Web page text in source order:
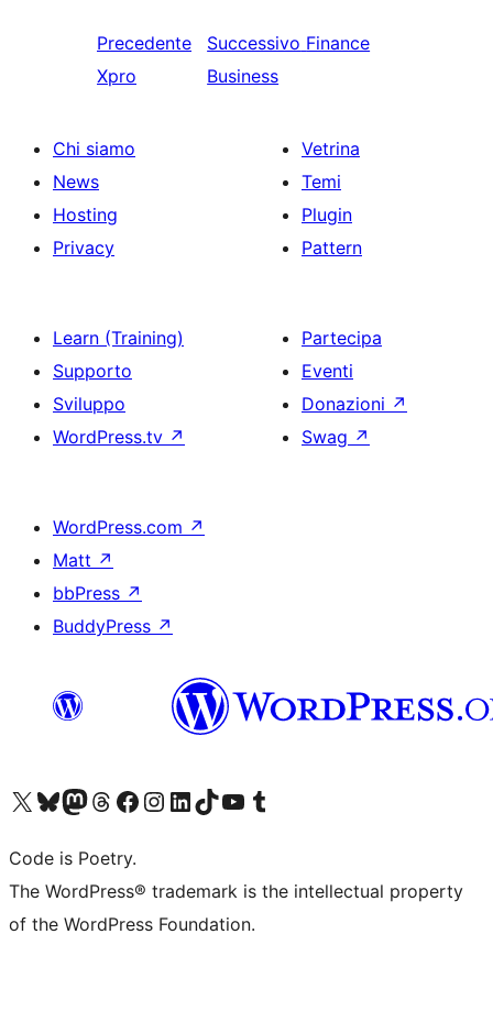
Precedente
Xpro
Successivo Finance
Business
Chi siamo
News
Hosting
Privacy
Vetrina
Temi
Plugin
Pattern
Learn (Training)
Supporto
Sviluppo
WordPress.tv ↗
Partecipa
Eventi
Donazioni ↗
Swag ↗
WordPress.com ↗
Matt ↗
bbPress ↗
BuddyPress ↗
Visita il nostro account X (ex Twitter)
Visita il nostro account Bluesky
Visita il nostro account Mastodon
Visita il nostro account Threads
Visita la nostra pagina Facebook
Visita il nostro account Instagram
Visita il nostro account LinkedIn
Visita il nostro account TikTok
Visita il nostro canale YouTube
Visita il nostro account Tumblr
Code is Poetry.
The WordPress® trademark is the intellectual property
of the WordPress Foundation.